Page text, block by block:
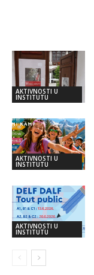
AKTIVNOSTI U
INSTITUTU
AKTIVNOSTI U
INSTITUTU
AKTIVNOSTI U
INSTITUTU